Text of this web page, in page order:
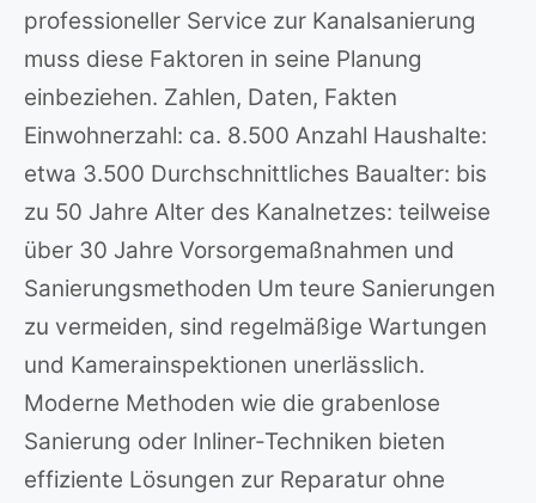
professioneller Service zur Kanalsanierung
muss diese Faktoren in seine Planung
einbeziehen. Zahlen, Daten, Fakten
Einwohnerzahl: ca. 8.500 Anzahl Haushalte:
etwa 3.500 Durchschnittliches Baualter: bis
zu 50 Jahre Alter des Kanalnetzes: teilweise
über 30 Jahre Vorsorgemaßnahmen und
Sanierungsmethoden Um teure Sanierungen
zu vermeiden, sind regelmäßige Wartungen
und Kamerainspektionen unerlässlich.
Moderne Methoden wie die grabenlose
Sanierung oder Inliner-Techniken bieten
effiziente Lösungen zur Reparatur ohne